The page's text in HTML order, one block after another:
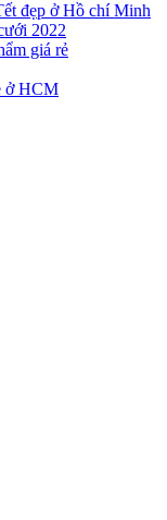
đẹp ở Hồ chí Minh
2022
giá rẻ
ở HCM